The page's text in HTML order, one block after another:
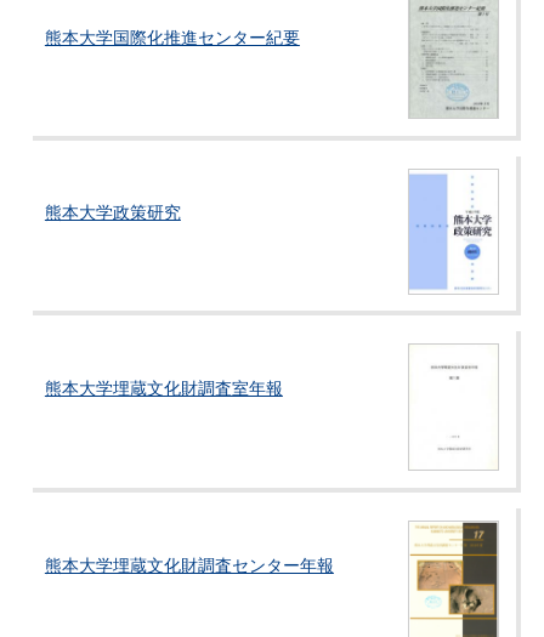
熊本大学国際化推進センター紀要
熊本大学政策研究
熊本大学埋蔵文化財調査室年報
熊本大学埋蔵文化財調査センター年報